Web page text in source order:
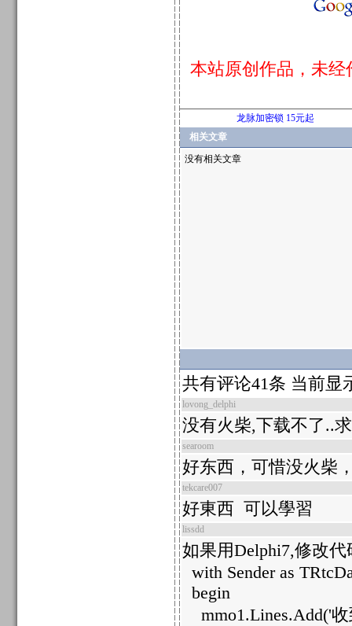
本站原创作品，未
龙脉加密锁 15元起
相关文章
没有相关文章
共有评论41条 当前显
lovong_delphi
没有火柴,下载不了..
searoom
好东西，可惜没火柴
tekcare007
好東西 可以學習
lissdd
如果用Delphi7,修改代
with Sender as
begin
mmo1.Lines.Add('收